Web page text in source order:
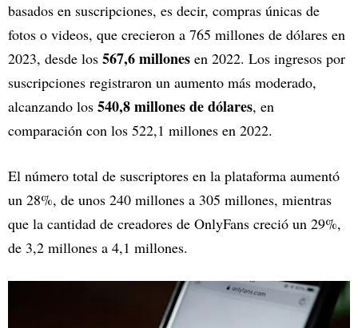
basados en suscripciones, es decir, compras únicas de
fotos o videos, que crecieron a 765 millones de dólares en
2023, desde los 567,6 millones en 2022. Los ingresos por
suscripciones registraron un aumento más moderado,
alcanzando los 540,8 millones de dólares, en
comparación con los 522,1 millones en 2022.
El número total de suscriptores en la plataforma aumentó
un 28%, de unos 240 millones a 305 millones, mientras
que la cantidad de creadores de OnlyFans creció un 29%,
de 3,2 millones a 4,1 millones.